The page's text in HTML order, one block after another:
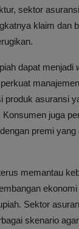
sektor
klaim dan
dapat menjadi
produk asuransi
juga
premi
memantau
Sektor
skenario